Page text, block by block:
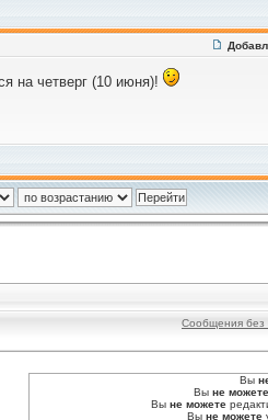
на четверг (10 июня)!
Сообщения без
Вы
Вы не можете
Вы не можете
Вы не можете